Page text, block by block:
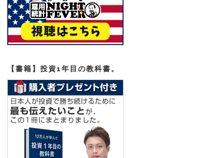
【書籍】投資1年目の教科書。